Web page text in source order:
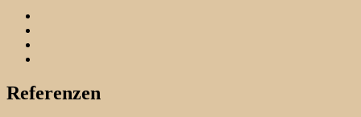
Referenzen